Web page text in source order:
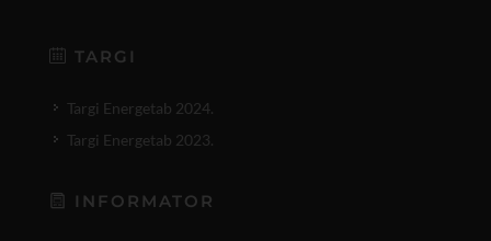
TARGI
Targi Energetab 2024.
Targi Energetab 2023.
INFORMATOR